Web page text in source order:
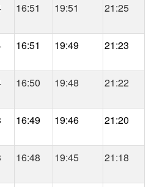
16:51 19:51 21:25
16:51 19:49 21:23
16:50 19:48 21:22
16:49 19:46 21:20
16:48 19:45 21:18